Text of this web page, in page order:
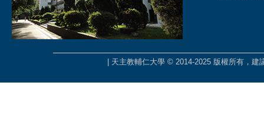
| 天主教輔仁大學 © 2014-2025 版權所有，